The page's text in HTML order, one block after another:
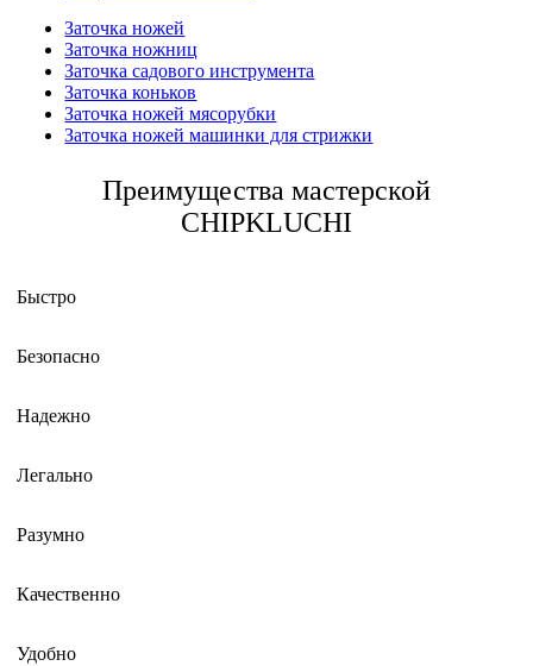
Заточка ножей
Заточка ножниц
Заточка садового инструмента
Заточка коньков
Заточка ножей мясорубки
Заточка ножей машинки для стрижки
Преимущества мастерской
CHIPKLUCHI
Быстро
Безопасно
Надежно
Легально
Разумно
Качественно
Удобно